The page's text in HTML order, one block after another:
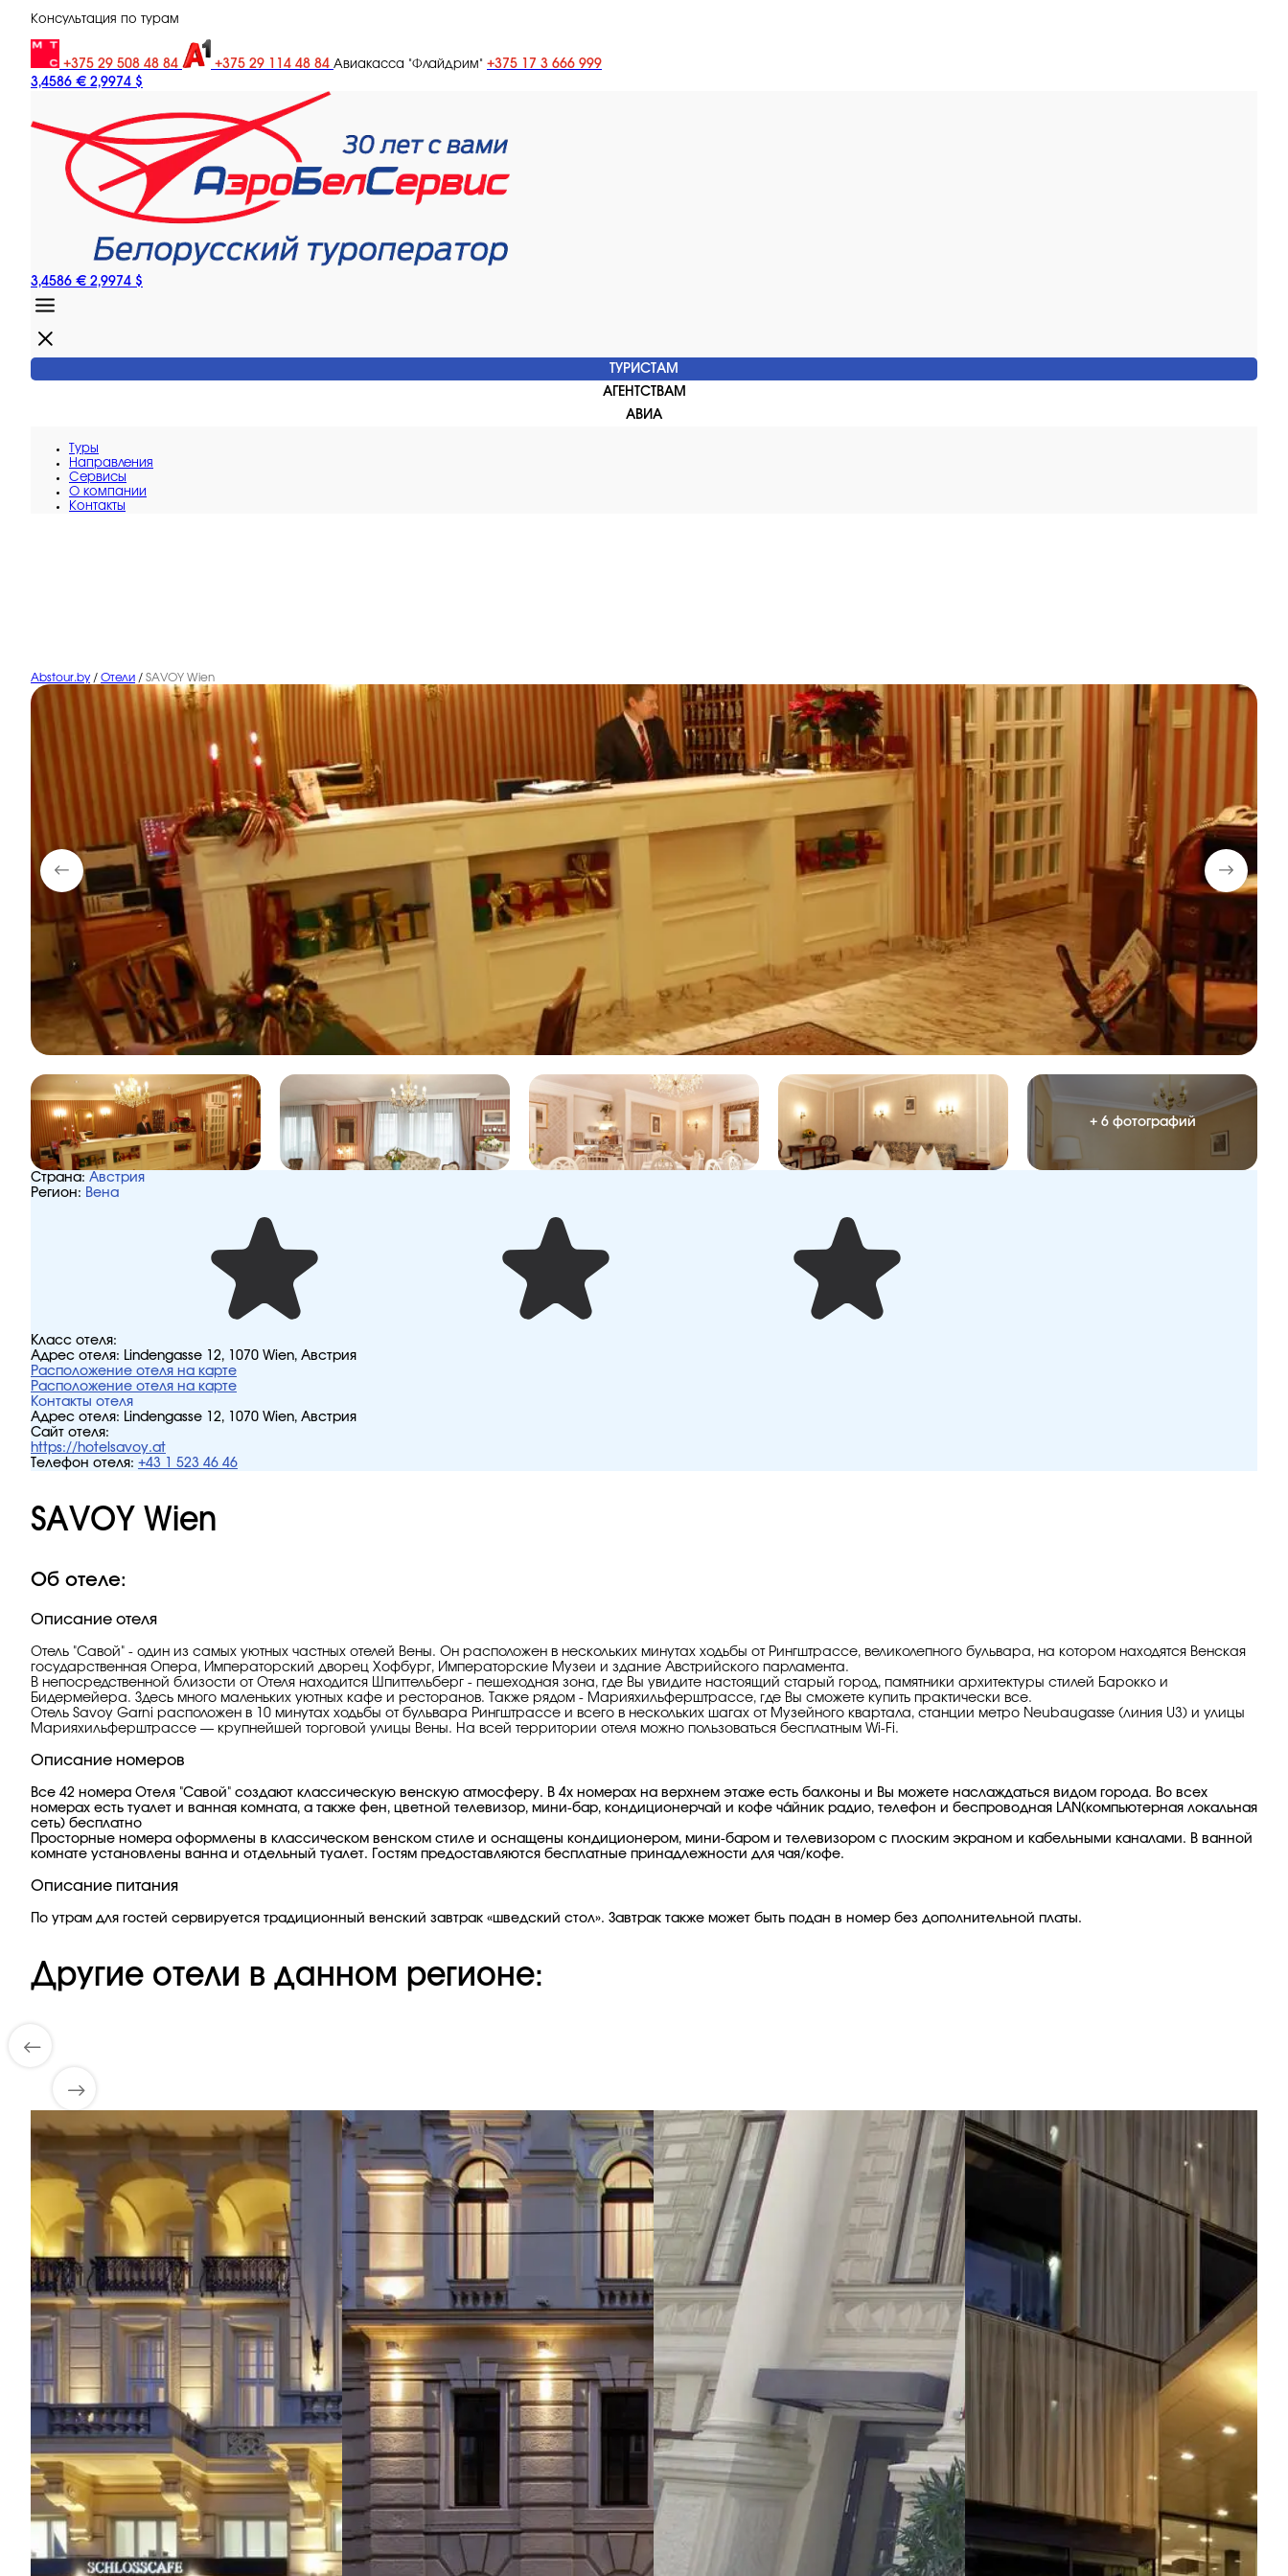
Консультация по турам
+375 29 508 48 84 +375 29 114 48 84 Авиакасса "Флайдрим" +375 17 3 666 999
3,4586 € 2,9974 $
3,4586 € 2,9974 $
ТУРИСТАМ
АГЕНТСТВАМ
АВИА
Туры
Направления
Сервисы
O компании
Контакты
Abstour.by / Отели / SAVOY Wien
+ 6 фотографий
Страна: Австрия
Регион: Вена
Класс отеля:
Адрес отеля: Lindengasse 12, 1070 Wien, Австрия
Расположение отеля на карте
Расположение отеля на карте
Контакты отеля
Адрес отеля: Lindengasse 12, 1070 Wien, Австрия
Сайт отеля:
https://hotelsavoy.at
Телефон отеля: +43 1 523 46 46
SAVOY Wien
Об отеле:
Описание отеля
Отель "Савой" - один из самых уютных частных отелей Вены. Он расположен в нескольких минутах ходьбы от Рингштрассе, великолепного бульвара, на котором находятся Венская
государственная Опера, Императорский дворец Хофбург, Императорские Музеи и здание Австрийского парламента.
В непосредственной близости от Отеля находится Шпиттельберг - пешеходная зона, где Вы увидите настоящий старый город, памятники архитектуры стилей Барокко и
Бидермейера. Здесь много маленьких уютных кафе и ресторанов. Также рядом - Марияхильферштрассе, где Вы сможете купить практически все.
Отель Savoy Garni расположен в 10 минутах ходьбы от бульвара Рингштрассе и всего в нескольких шагах от Музейного квартала, станции метро Neubaugasse (линия U3) и улицы
Марияхильферштрассе — крупнейшей торговой улицы Вены. На всей территории отеля можно пользоваться бесплатным Wi-Fi.
Описание номеров
Все 42 номера Отеля "Савой" создают классическую венскую атмосферу. В 4х номерах на верхнем этаже есть балконы и Вы можете наслаждаться видом города. Во всех
номерах есть туалет и ванная комната, а также фен, цветной телевизор, мини-бар, кондиционерчай и кофе ча́йник радио, телефон и беспроводная LAN(компьютерная локальная
сеть) бесплатно
Просторные номера оформлены в классическом венском стиле и оснащены кондиционером, мини-баром и телевизором с плоским экраном и кабельными каналами. В ванной
комнате установлены ванна и отдельный туалет. Гостям предоставляются бесплатные принадлежности для чая/кофе.
Описание питания
По утрам для гостей сервируется традиционный венский завтрак «шведский стол». Завтрак также может быть подан в номер без дополнительной платы.
Другие отели в данном регионе: